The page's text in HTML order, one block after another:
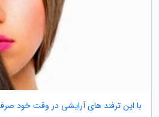
با این ترفند های آرایشی در وقت خود